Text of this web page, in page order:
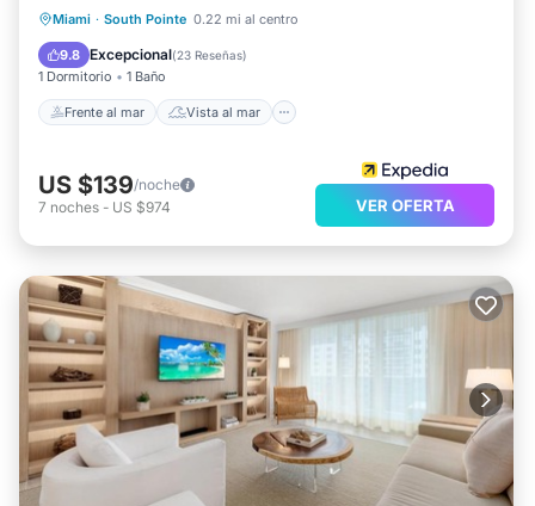
Miami · South Pointe 0.22 mi al centro
9.8 Excepcional(23 Reseñas)
1 Dormitorio 1 Baño
Frente al mar Vista al mar
Frente al mar Vista al mar
Cocina
US $139/noche
7 noches - US $974 VER OFERTA